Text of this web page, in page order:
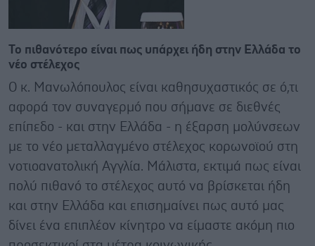
Το πιθανότερο είναι πως υπάρχει ήδη στην Ελλάδα το
νέο στέλεχος
Ο κ. Μανωλόπουλος είναι καθησυχαστικός σε ό,τι
αφορά τον συναγερμό που σήμανε σε διεθνές
επίπεδο - και στην Ελλάδα - η έξαρση μολύνσεων
με το νέο μεταλλαγμένο στέλεχος κορωνοϊού στη
νοτιοανατολική Αγγλία. Μάλιστα, εκτιμά πως είναι
πολύ πιθανό το στέλεχος αυτό να βρίσκεται ήδη
και στην Ελλάδα και επισημαίνει πως αυτό μας
δίνει ένα επιπλέον κίνητρο να είμαστε ακόμη πιο